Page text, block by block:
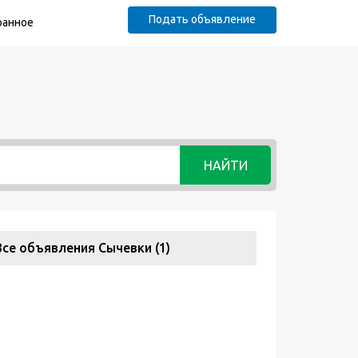
Подать объявление
НАЙТИ
объявления Сычевки (1)